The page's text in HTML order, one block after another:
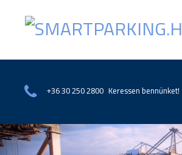
+36 30 250 2800 Keressen bennünket!